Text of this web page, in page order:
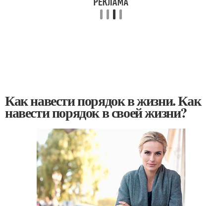
Как навести порядок в жизни. Как
навести порядок в своей жизни?